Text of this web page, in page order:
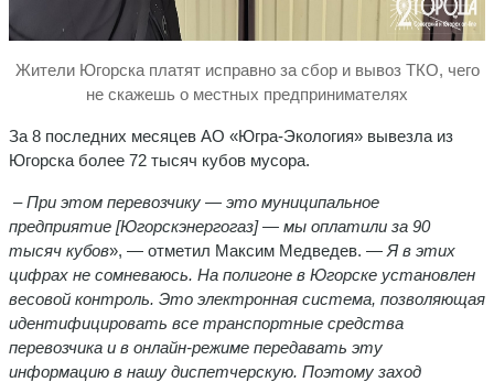
Жители Югорска платят исправно за сбор и вывоз ТКО, чего
не скажешь о местных предпринимателях
За 8 последних месяцев АО «Югра-Экология» вывезла из
Югорска более 72 тысяч кубов мусора.
– При этом перевозчику — это муниципальное
предприятие [Югорскэнергогаз] — мы оплатили за 90
тысяч кубов», — отметил Максим Медведев. — Я в этих
цифрах не сомневаюсь. На полигоне в Югорске установлен
весовой контроль. Это электронная система, позволяющая
идентифицировать все транспортные средства
перевозчика и в онлайн-режиме передавать эту
информацию в нашу диспетчерскую. Поэтому заход